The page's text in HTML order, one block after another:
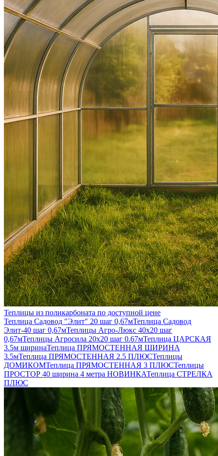
Теплицы из поликарбоната по доступной цене
Теплица Садовод "Элит" 20 шаг 0,67мТеплица Садовод
Элит-40 шаг 0,67мТеплицы Агро-Люкс 40х20 шаг
0,67мТеплицы Агросила 20х20 шаг 0.67мТеплица ЦАРСКАЯ
3.5м ширинаТеплица ПРЯМОСТЕННАЯ ШИРИНА
3.5мТеплица ПРЯМОСТЕННАЯ 2.5 ПЛЮСТеплицы
ДОМИКОМТеплица ПРЯМОСТЕННАЯ 3 ПЛЮСТеплицы
ПРОСТОР 40 ширина 4 метра НОВИНКАТеплица СТРЕЛКА
ПЛЮС